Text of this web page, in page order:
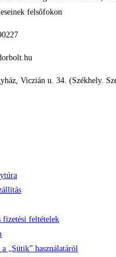
felsőfokon
Viczián u. 34. (Székhely.
fizetési feltételek
„Sütik” használatáról